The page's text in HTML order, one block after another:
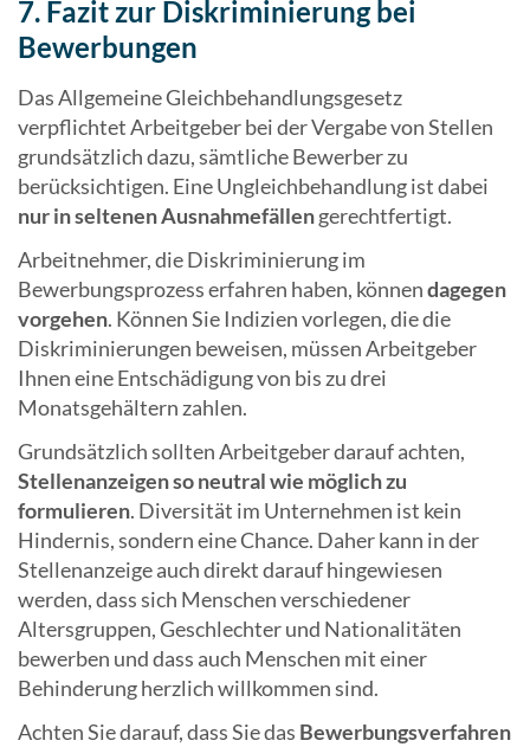
7. Fazit zur Diskriminierung bei
Bewerbungen
Das Allgemeine Gleichbehandlungsgesetz
verpflichtet Arbeitgeber bei der Vergabe von Stellen
grundsätzlich dazu, sämtliche Bewerber zu
berücksichtigen. Eine Ungleichbehandlung ist dabei
nur in seltenen Ausnahmefällengerechtfertigt.
Arbeitnehmer, die Diskriminierung im
Bewerbungsprozess erfahren haben, könnendagegen
vorgehen. Können Sie Indizien vorlegen, die die
Diskriminierungen beweisen, müssen Arbeitgeber
Ihnen eine Entschädigung von bis zu drei
Monatsgehältern zahlen.
Grundsätzlich sollten Arbeitgeber darauf achten,
Stellenanzeigen so neutral wie möglich zu
formulieren. Diversität im Unternehmen ist kein
Hindernis, sondern eine Chance. Daher kann in der
Stellenanzeige auch direkt darauf hingewiesen
werden, dass sich Menschen verschiedener
Altersgruppen, Geschlechter und Nationalitäten
bewerben und dass auch Menschen mit einer
Behinderung herzlich willkommen sind.
Achten Sie darauf, dass Sie das Bewerbungsverfahren